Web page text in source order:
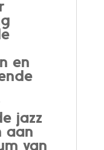
en
jazz
aan
van